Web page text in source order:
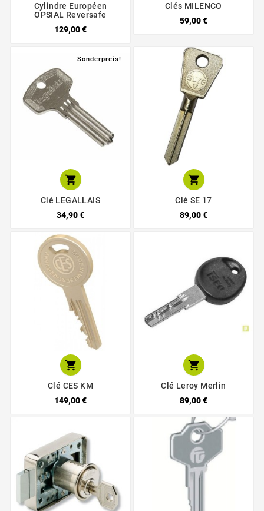
Cylindre Européen
OPSIAL Reversafe
129,00 €
Clés MILENCO
59,00 €
Sonderpreis!

Clé LEGALLAIS
34,90 €

Clé SE 17
89,00 €

Clé CES KM
149,00 €

Clé Leroy Merlin
89,00 €